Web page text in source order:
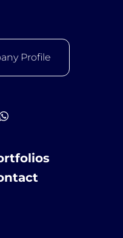
Profile